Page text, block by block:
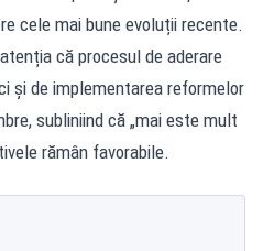
cele mai bune evoluții recente.
că procesul de aderare
și de implementarea reformelor
subliniind că „mai este mult
rămân favorabile.